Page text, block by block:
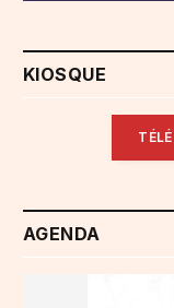
KIOSQUE
AGENDA